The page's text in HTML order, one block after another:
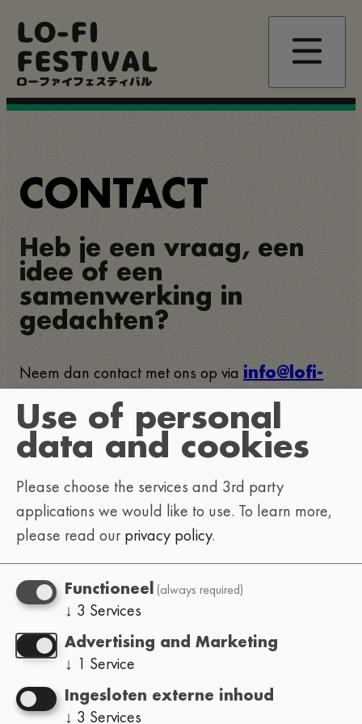
en
naar
de
inhoud
gaan
LO-FI
FESTIVAL
ローファイフェスティバル
CONTACT
Heb je een vraag, een
idee of een
samenwerking in
gedachten?
Neem dan contact met ons op via info@lofi-
festival.com
Om ons te helpen je sneller te antwoorden, laat
Festivalbezoeker
programma, locatie-informatie, algemene
vragen
Evenementorganisator
Festival organiseren in jouw stad (hoe het
werkt, vereisten, enz.)
Artiest
: inzendingen, line-up,
boekingsaanvragen
Use of personal
data and cookies
Please choose the services and 3rd party
applications we would like to use. To learn more,
please read our privacy policy.
Functioneel (always required)
↓ 3 Services
Advertising and Marketing
↓ 1 Service
Ingesloten externe inhoud
↓ 3 Services